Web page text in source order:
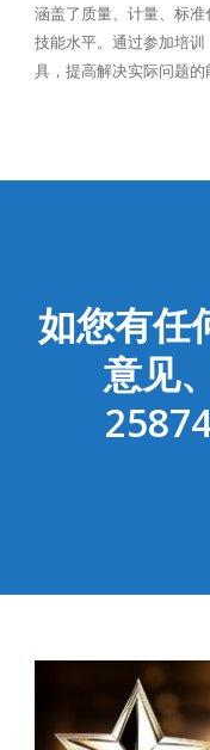
涵盖了质量、计量、标
技能水平。通过参加培
具，提高解决实际问题的
如您有任
意见